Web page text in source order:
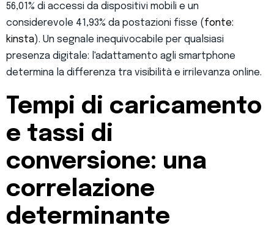
56,01% di accessi da dispositivi mobili e un
considerevole 41,93% da postazioni fisse (fonte:
kinsta). Un segnale inequivocabile per qualsiasi
presenza digitale: l'adattamento agli smartphone
determina la differenza tra visibilità e irrilevanza online.
Tempi di caricamento
e tassi di
conversione: una
correlazione
determinante